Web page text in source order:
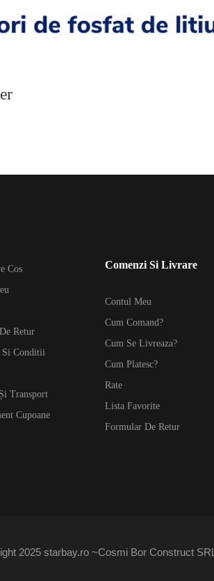
Cos
Retur
Si Conditii
Transport
Cupoane
Comenzi Si Livrare
Contul Meu
Cum Comand?
Cum Se Livreaza?
Cum Platesc?
Rate
Lista Favorite
Formular De Retur
2025 starbay.ro ~Cosmi Bor Construct SRL